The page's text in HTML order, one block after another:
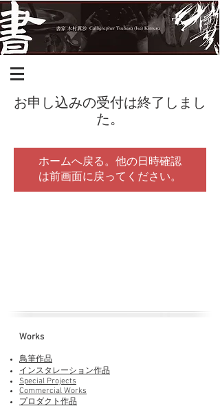
お申し込みの受付は終了しまし
た。
ホームへ戻る。他の日時確認
は前画面に戻ってください。
Works​
鳥筆作品
インスタレーション作品
Special Projects
Commercial Works
プロダクト作品